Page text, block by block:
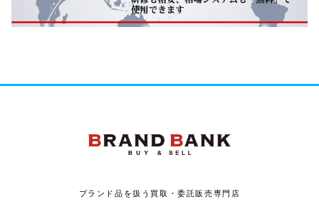
ブランド品を扱う買取・委託販売専門店